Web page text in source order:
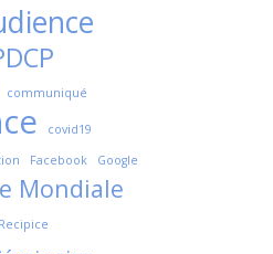
communiqué
covid19
Facebook Google
Mondiale
Recipice